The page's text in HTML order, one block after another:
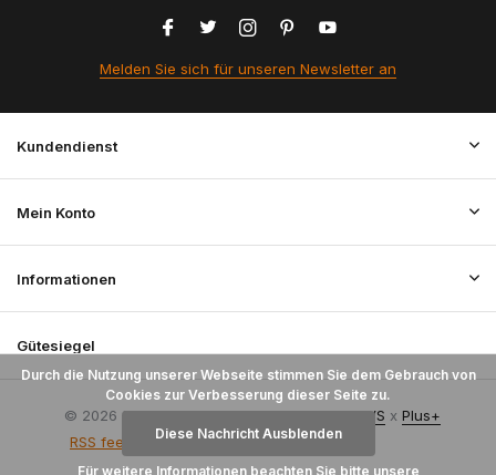
Melden Sie sich für unseren Newsletter an
Kundendienst
Mein Konto
Informationen
Gütesiegel
© 2026 StoffenBestellen.nl - Theme ByDMWS x Plus+
RSS feed
Durch die Nutzung unserer Webseite stimmen Sie dem Gebrauch von
Cookies zur Verbesserung dieser Seite zu.
Diese Nachricht Ausblenden
Für weitere Informationen beachten Sie bitte unsere